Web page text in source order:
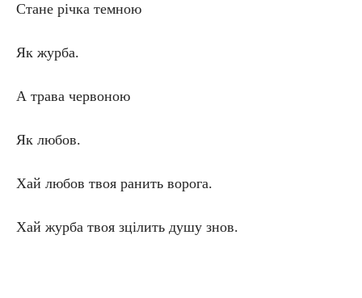
Стане річка темною
Як журба.
А трава червоною
Як любов.
Хай любов твоя ранить ворога.
Хай журба твоя зцілить душу знов.